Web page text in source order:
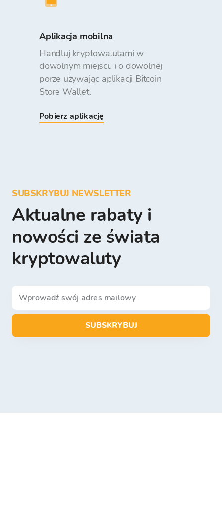
Aplikacja mobilna
Handluj kryptowalutami w
dowolnym miejscu i o dowolnej
porze używając aplikacji Bitcoin
Store Wallet.
Pobierz aplikację
SUBSKRYBUJ NEWSLETTER
Aktualne rabaty i
nowości ze świata
kryptowaluty
SUBSKRYBUJ